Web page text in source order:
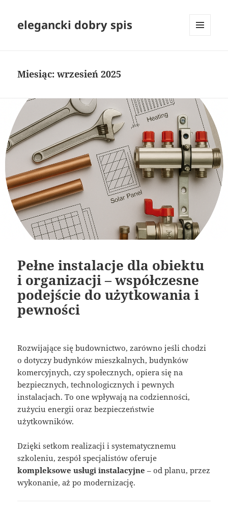
elegancki dobry spis
Miesiąc:wrzesień 2025
Pełne instalacje dla obiektu
i organizacji – współczesne
podejście do użytkowania i
pewności
Rozwijające się budownictwo, zarówno jeśli chodzi
o dotyczy budynków mieszkalnych, budynków
komercyjnych, czy społecznych, opiera się na
bezpiecznych, technologicznych i pewnych
instalacjach. To one wpływają na codzienności,
zużyciu energii oraz bezpieczeństwie
użytkowników.
Dzięki setkom realizacji i systematycznemu
szkoleniu, zespół specjalistów oferuje
kompleksowe usługi instalacyjne – od planu, przez
wykonanie, aż po modernizację.